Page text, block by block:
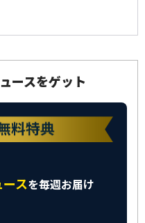
ースをゲット
スを毎週お届け